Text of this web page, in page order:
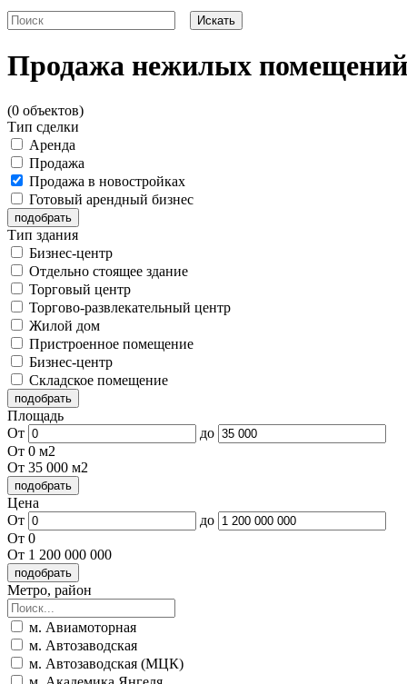
Продажа нежилых
(0 объектов)
Тип сделки
Аренда
Продажа
Продажа в новостройках
Готовый арендный бизнес
Тип здания
Бизнес-центр
Отдельно стоящее здание
Торговый центр
Торгово-развлекательный центр
Жилой дом
Пристроенное помещение
Бизнес-центр
Складское помещение
Площадь
От
до
От 0 м2
От 35 000 м2
Цена
От
до
От 0
От 1 200 000 000
Метро, район
м. Авиамоторная
м. Автозаводская
м. Автозаводская (МЦК)